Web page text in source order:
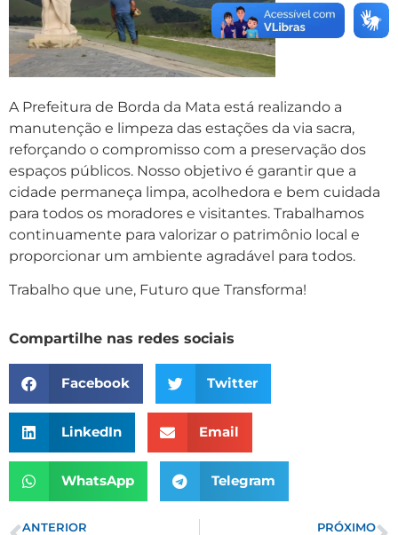
A Prefeitura de Borda da Mata está realizando a
manutenção e limpeza das estações da via sacra,
reforçando o compromisso com a preservação dos
espaços públicos. Nosso objetivo é garantir que a
cidade permaneça limpa, acolhedora e bem cuidada
para todos os moradores e visitantes. Trabalhamos
continuamente para valorizar o patrimônio local e
proporcionar um ambiente agradável para todos.
Trabalho que une, Futuro que Transforma!
Compartilhe nas redes sociais
Facebook Twitter
LinkedIn Email
WhatsApp Telegram
ANTERIOR PRÓXIMO